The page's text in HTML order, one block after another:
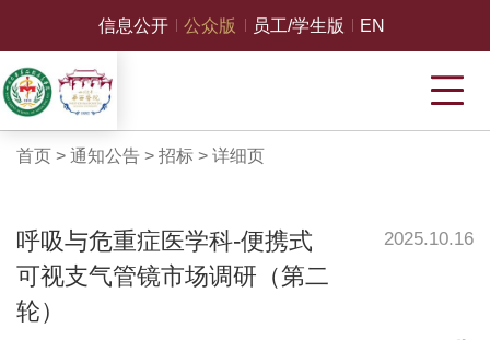
信息公开 公众版 员工/学生版 EN
首页 > 通知公告> 招标> 详细页
呼吸与危重症医学科-便携式
可视支气管镜市场调研（第二
轮）
2025.10.16